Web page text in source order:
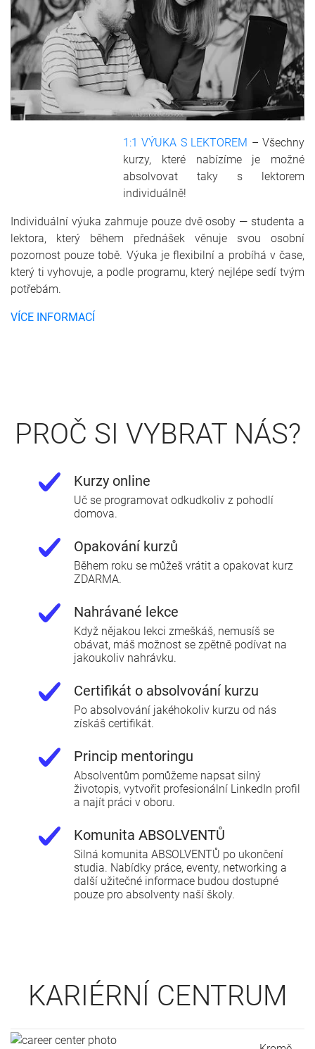
1:1 VÝUKA S LEKTOREM – Všechny
kurzy, které nabízíme je možné
absolvovat taky s lektorem
individuálně!
Individuální výuka zahrnuje pouze dvě osoby — studenta a
lektora, který během přednášek věnuje svou osobní
pozornost pouze tobě. Výuka je flexibilní a probíhá v čase,
který ti vyhovuje, a podle programu, který nejlépe sedí tvým
potřebám.
VÍCE INFORMACÍ
PROČ SI VYBRAT NÁS?
Kurzy online
Uč se programovat odkudkoliv z pohodlí
domova.
Opakování kurzů
Během roku se můžeš vrátit a opakovat kurz
ZDARMA.
Nahrávané lekce
Když nějakou lekci zmeškáš, nemusíš se
obávat, máš možnost se zpětně podívat na
jakoukoliv nahrávku.
Certifikát o absolvování kurzu
Po absolvování jakéhokoliv kurzu od nás
získáš certifikát.
Princip mentoringu
Absolventům pomůžeme napsat silný
životopis, vytvořit profesionální LinkedIn profil
a najít práci v oboru.
Komunita ABSOLVENTŮ
Silná komunita ABSOLVENTŮ po ukončení
studia. Nabídky práce, eventy, networking a
další užitečné informace budou dostupné
pouze pro absolventy naší školy.
KARIÉRNÍ CENTRUM